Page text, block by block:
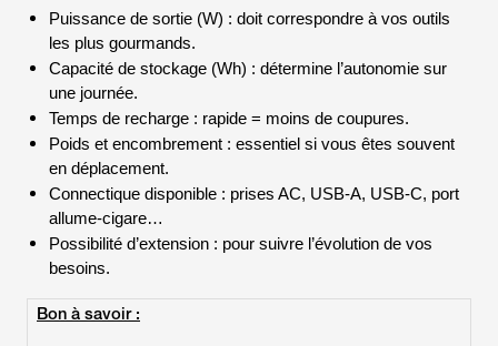
Puissance de sortie (W) : doit correspondre à vos outils
les plus gourmands.
Capacité de stockage (Wh) : détermine l’autonomie sur
une journée.
Temps de recharge : rapide = moins de coupures.
Poids et encombrement : essentiel si vous êtes souvent
en déplacement.
Connectique disponible : prises AC, USB-A, USB-C, port
allume-cigare…
Possibilité d’extension : pour suivre l’évolution de vos
besoins.
Bon à savoir :